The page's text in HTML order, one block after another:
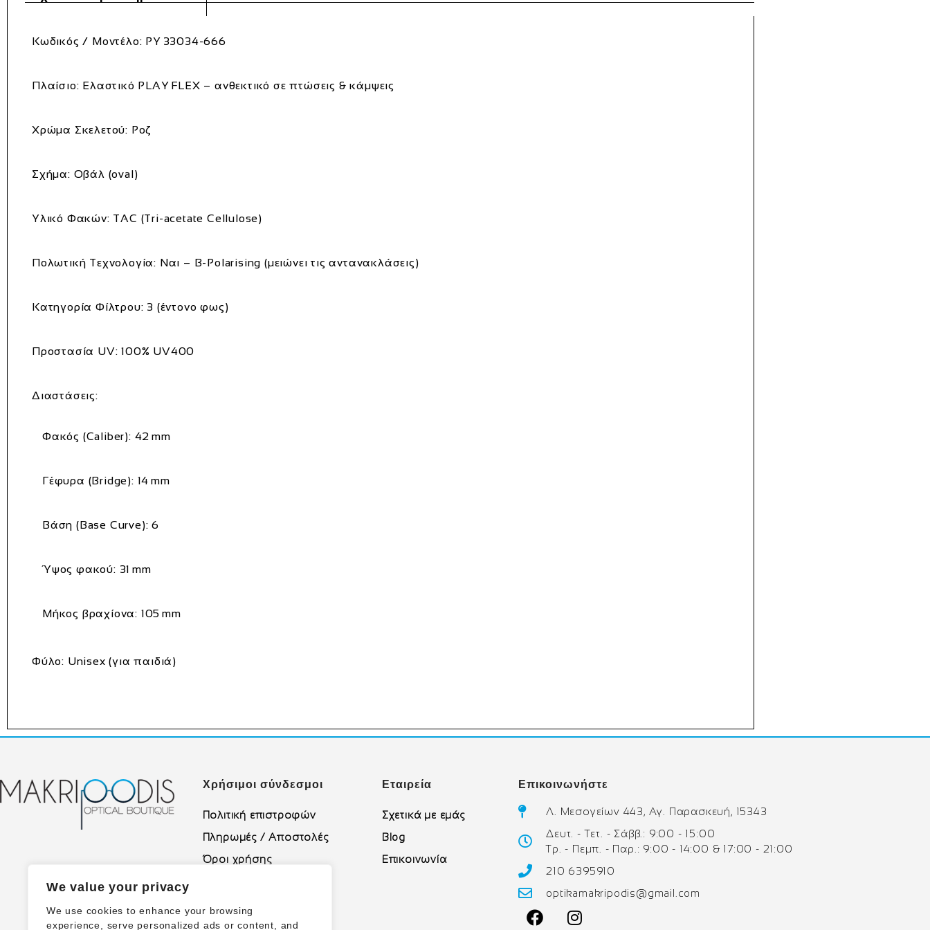
We value your privacy
We use cookies to enhance your browsing
experience, serve personalized ads or content, and
Κωδικός / Μοντέλο: PY 33034‑666
Πλαίσιο: Ελαστικό PLAY FLEX – ανθεκτικό σε πτώσεις & κάμψεις
Χρώμα Σκελετού: Ροζ
Σχήμα: Οβάλ (oval)
Υλικό Φακών: TAC (Tri‑acetate Cellulose)
Πολωτική Τεχνολογία: Ναι – B‑Polarising (μειώνει τις αντανακλάσεις)
Κατηγορία Φίλτρου: 3 (έντονο φως)
Προστασία UV: 100% UV400
Διαστάσεις:
Φακός (Caliber): 42 mm
Γέφυρα (Bridge): 14 mm
Βάση (Base Curve): 6
Ύψος φακού: 31 mm
Μήκος βραχίονα: 105 mm
Φύλο: Unisex (για παιδιά)
Χρήσιμοι σύνδεσμοι
Πολιτική επιστροφών
Πληρωμές / Αποστολές
Όροι χρήσης
Εταιρεία
Σχετικά με εμάς
Blog
Επικοινωνία
Επικοινωνήστε
Λ. Μεσογείων 443, Αγ. Παρασκευή, 15343
Δευτ. - Τετ. - Σάββ.: 9:00 - 15:00
Τρ. - Πεμπ. - Παρ.: 9:00 - 14:00 & 17:00 - 21:00
210 6395910
optikamakripodis@gmail.com